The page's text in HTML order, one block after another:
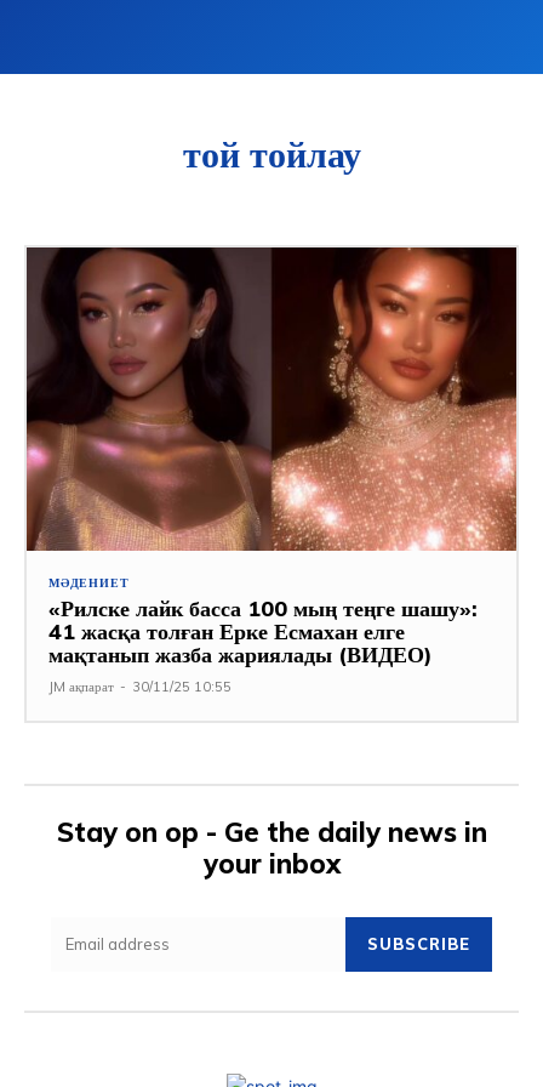
той тойлау
МӘДЕНИЕТ
«Рилске лайк басса 100 мың теңге шашу»:
41 жасқа толған Ерке Есмахан елге
мақтанып жазба жариялады (ВИДЕО)
JM ақпарат - 30/11/25 10:55
Stay on op - Ge the daily news in
your inbox
SUBSCRIBE